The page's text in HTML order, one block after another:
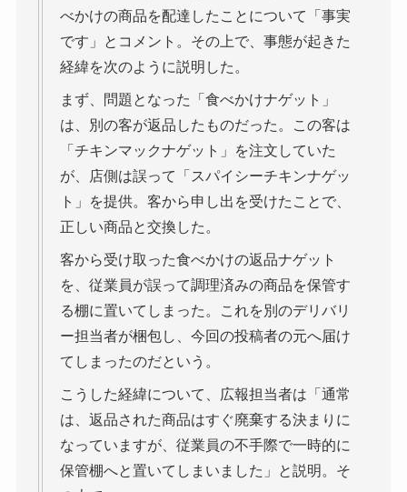
べかけの商品を配達したことについて「事実
です」とコメント。その上で、事態が起きた
経緯を次のように説明した。
まず、問題となった「食べかけナゲット」
は、別の客が返品したものだった。この客は
「チキンマックナゲット」を注文していた
が、店側は誤って「スパイシーチキンナゲッ
ト」を提供。客から申し出を受けたことで、
正しい商品と交換した。
客から受け取った食べかけの返品ナゲット
を、従業員が誤って調理済みの商品を保管す
る棚に置いてしまった。これを別のデリバリ
ー担当者が梱包し、今回の投稿者の元へ届け
てしまったのだという。
こうした経緯について、広報担当者は「通常
は、返品された商品はすぐ廃棄する決まりに
なっていますが、従業員の不手際で一時的に
保管棚へと置いてしまいました」と説明。そ